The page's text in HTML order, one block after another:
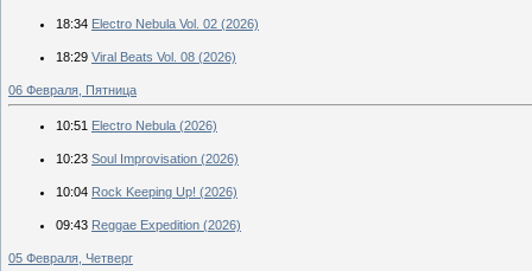
18:34 Electro Nebula Vol. 02 (2026)
18:29 Viral Beats Vol. 08 (2026)
06 Февраля, Пятница
10:51 Electro Nebula (2026)
10:23 Soul Improvisation (2026)
10:04 Rock Keeping Up! (2026)
09:43 Reggae Expedition (2026)
05 Февраля, Четверг